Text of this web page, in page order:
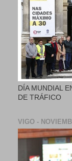
DÍA MUNDIAL
DE TRÁFICO
VIGO -